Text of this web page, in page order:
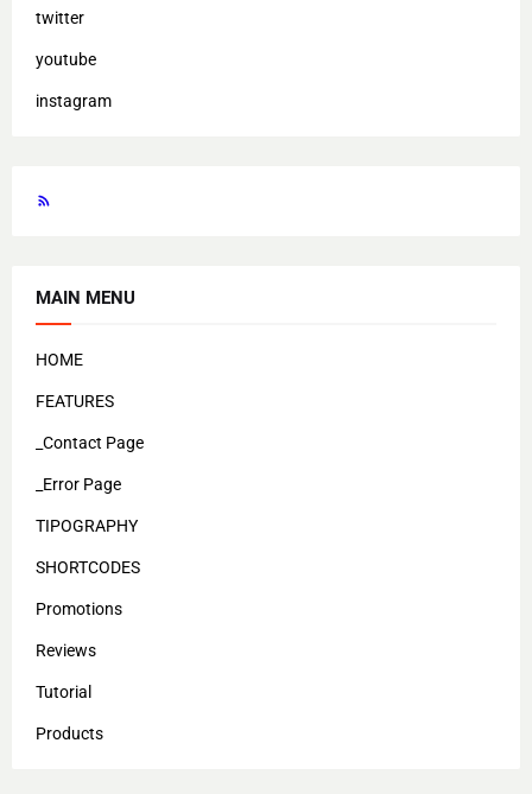
twitter
youtube
instagram
MAIN MENU
HOME
FEATURES
_Contact Page
_Error Page
TIPOGRAPHY
SHORTCODES
Promotions
Reviews
Tutorial
Products